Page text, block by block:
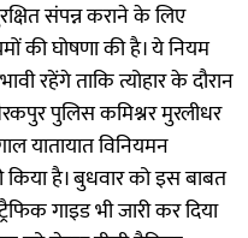
संपन्न कराने के लिए
की घोषणा की है। ये नियम
रहेंगे ताकि त्योहार के दौरान
पुलिस कमिश्नर मुरलीधर
यातायात विनियमन
है। बुधवार को इस बाबत
गाइड भी जारी कर दिया